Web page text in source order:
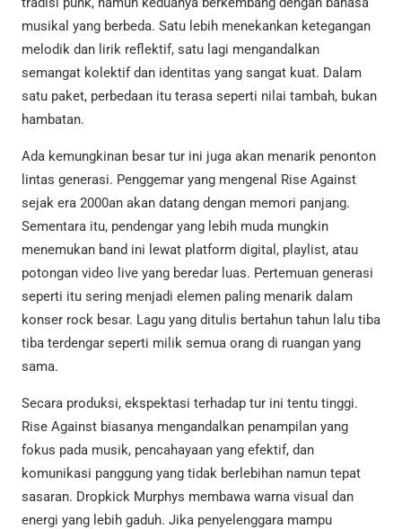
musikal yang berbeda. Satu lebih menekankan ketegangan
melodik dan lirik reflektif, satu lagi mengandalkan
semangat kolektif dan identitas yang sangat kuat. Dalam
satu paket, perbedaan itu terasa seperti nilai tambah, bukan
hambatan.
Ada kemungkinan besar tur ini juga akan menarik penonton
lintas generasi. Penggemar yang mengenal Rise Against
sejak era 2000an akan datang dengan memori panjang.
Sementara itu, pendengar yang lebih muda mungkin
menemukan band ini lewat platform digital, playlist, atau
potongan video live yang beredar luas. Pertemuan generasi
seperti itu sering menjadi elemen paling menarik dalam
konser rock besar. Lagu yang ditulis bertahun tahun lalu tiba
tiba terdengar seperti milik semua orang di ruangan yang
sama.
Secara produksi, ekspektasi terhadap tur ini tentu tinggi.
Rise Against biasanya mengandalkan penampilan yang
fokus pada musik, pencahayaan yang efektif, dan
komunikasi panggung yang tidak berlebihan namun tepat
sasaran. Dropkick Murphys membawa warna visual dan
energi yang lebih gaduh. Jika penyelenggara mampu